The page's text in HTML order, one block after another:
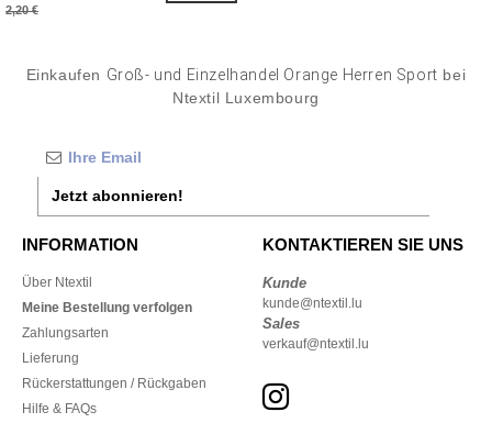
2,20 €
Einkaufen Groß- und Einzelhandel Orange Herren Sport bei
Ntextil Luxembourg
Jetzt abonnieren!
INFORMATION
Über Ntextil
Meine Bestellung verfolgen
Zahlungsarten
Lieferung
Rückerstattungen / Rückgaben
Hilfe & FAQs
KONTAKTIEREN SIE UNS
Kunde
kunde@ntextil.lu
Sales
verkauf@ntextil.lu